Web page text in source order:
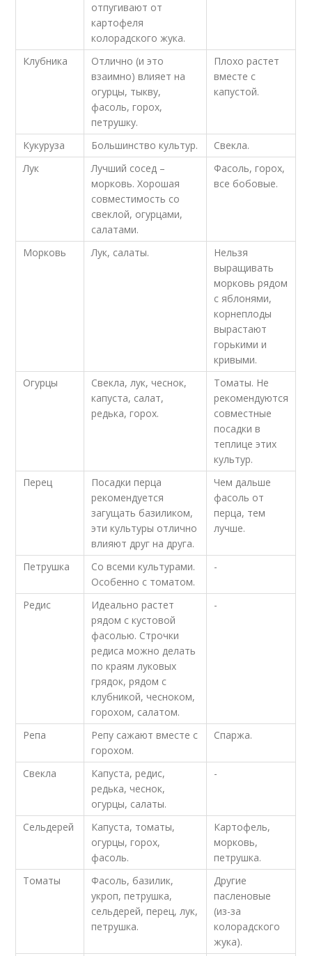
отпугивают от
картофеля
колорадского жука.
Клубника
Отлично (и это
взаимно) влияет на
огурцы, тыкву,
фасоль, горох,
петрушку.
Плохо растет
вместе с
капустой.
Кукуруза Большинство культур.
Свекла.
Лук
Лучший сосед –
морковь. Хорошая
совместимость со
свеклой, огурцами,
салатами.
Фасоль, горох,
все бобовые.
Морковь Лук, салаты.
Нельзя
выращивать
морковь рядом
с яблонями,
корнеплоды
вырастают
горькими и
кривыми.
Огурцы
Свекла, лук, чеснок,
капуста, салат,
редька, горох.
Томаты. Не
рекомендуются
совместные
посадки в
теплице этих
культур.
Перец
Посадки перца
рекомендуется
загущать базиликом,
эти культуры отлично
влияют друг на друга.
Чем дальше
фасоль от
перца, тем
лучше.
Петрушка
Со всеми культурами.
Особенно с томатом.
-
Редис
Идеально растет
рядом с кустовой
фасолью. Строчки
редиса можно делать
по краям луковых
грядок, рядом с
клубникой, чесноком,
горохом, салатом.
-
Репа
Репу сажают вместе с
горохом.
Спаржа.
Свекла
Капуста, редис,
редька, чеснок,
огурцы, салаты.
-
Сельдерей
Капуста, томаты,
огурцы, горох,
фасоль.
Картофель,
морковь,
петрушка.
Томаты
Фасоль, базилик,
укроп, петрушка,
сельдерей, перец, лук,
петрушка.
Другие
пасленовые
(из-за
колорадского
жука).